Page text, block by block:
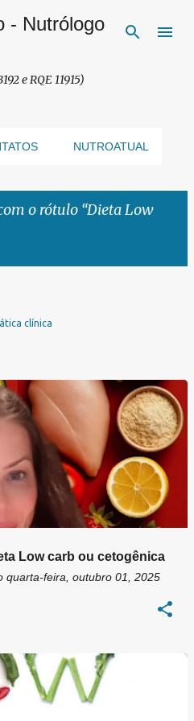
principal
- Nutrólogo
e RQE 11915)
NUTROATUAL
o rótulo Dieta Low
clínica
Low carb ou cetogênica
quarta-feira, outubro 01, 2025